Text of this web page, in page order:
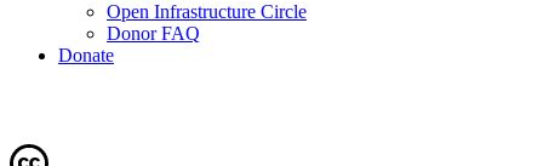
Open Infrastructure Circle
Donor FAQ
Donate